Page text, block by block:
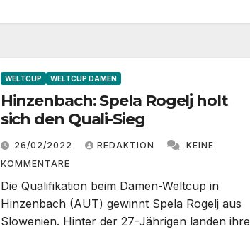
WELTCUP WELTCUP DAMEN
Hinzenbach: Spela Rogelj holt
sich den Quali-Sieg
26/02/2022 REDAKTION
KEINE
KOMMENTARE
Die Qualifikation beim Damen-Weltcup in
Hinzenbach (AUT) gewinnt Spela Rogelj aus
Slowenien. Hinter der 27-Jährigen landen ihre